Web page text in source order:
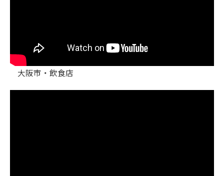
大阪市・飲食店